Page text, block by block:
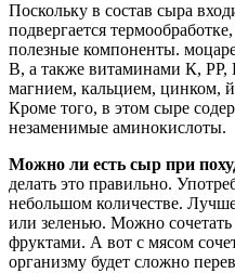
Поскольку в состав сыра
подвергается
полезные компоненты.
В, а также витаминами К, РР,
магнием, кальцием, цинком,
Кроме того, в этом сыре
незаменимые аминокислоты.
Можно ли есть сыр при
делать это правильно.
небольшом количестве.
или зеленью. Можно сочетать
фруктами. А вот с мясом
организму будет сложно